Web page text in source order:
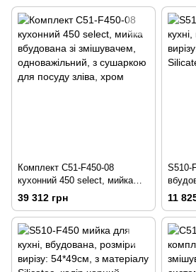
Комплект C51-F450-08
кухонний 450 select, мийка
вбудована зі змішувачем,
одноважільний, з сушаркою
для посуду зліва, хром
39 312 грн
S510-
колір
11